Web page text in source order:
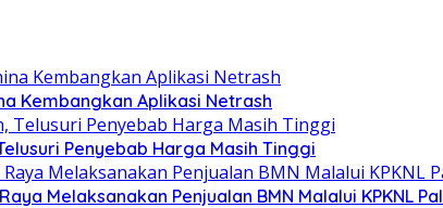
Kembangkan Aplikasi Netrash
Penyebab Harga Masih Tinggi
Melaksanakan Penjualan BMN Malalui KPKNL